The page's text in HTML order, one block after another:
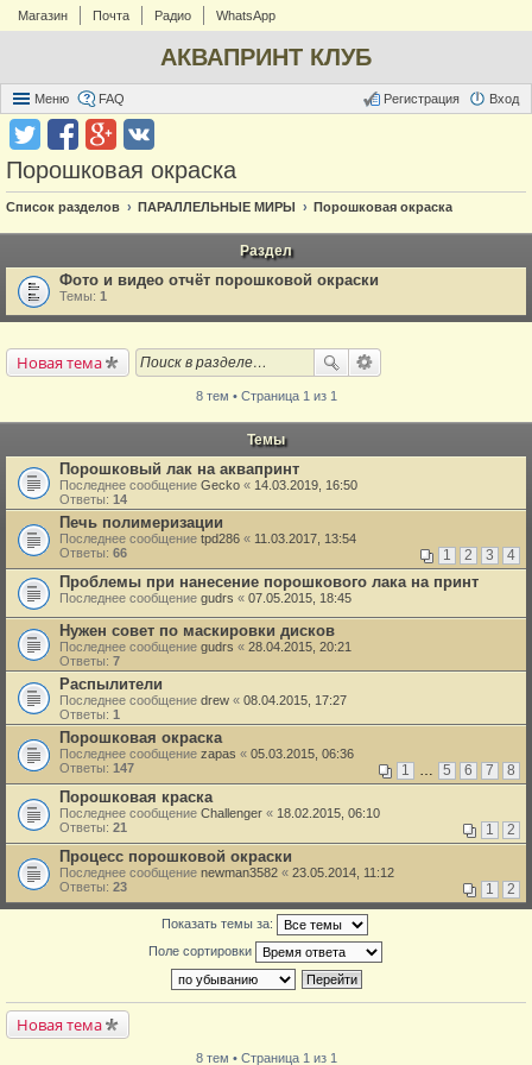
Магазин Почта Радио WhatsApp
АКВАПРИНТ КЛУБ
Меню FAQ Вход
Регистрация
Порошковая окраска
Список разделов ПАРАЛЛЕЛЬНЫЕ МИРЫ Порошковая окраска
Раздел
Фото и видео отчёт порошковой окраски
Темы: 1
Новая тема
8 тем • Страница 1 из 1
Темы
Порошковый лак на аквапринт
Последнее сообщение Gecko « 14.03.2019, 16:50
Ответы: 14
Печь полимеризации
Последнее сообщение tpd286 « 11.03.2017, 13:54
Ответы: 66 1 2 3 4
Проблемы при нанесение порошкового лака на принт
Последнее сообщение gudrs « 07.05.2015, 18:45
Нужен совет по маскировки дисков
Последнее сообщение gudrs « 28.04.2015, 20:21
Ответы: 7
Распылители
Последнее сообщение drew « 08.04.2015, 17:27
Ответы: 1
Порошковая окраска
Последнее сообщение zapas « 05.03.2015, 06:36
Ответы: 147 1 … 5 6 7 8
Порошковая краска
Последнее сообщение Challenger « 18.02.2015, 06:10
Ответы: 21 1 2
Процесс порошковой окраски
Последнее сообщение newman3582 « 23.05.2014, 11:12
Ответы: 23 1 2
Показать темы за:
Поле сортировки
Новая тема
8 тем • Страница 1 из 1